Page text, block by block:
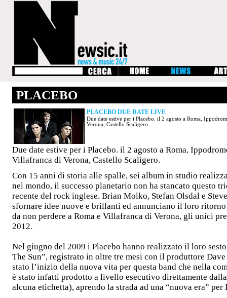
PLACEBO
PLACEBO DUE DATE LIVE
Due date estive per i Placebo. il 2 agosto a Roma,
Verona, Castello Scaligero.
Due date estive per i Placebo. il 2 agosto a Roma,
Villafranca di Verona, Castello Scaligero.
Con 15 anni di storia alle spalle, sei album in studio
nel mondo, il successo planetario non ha stancato questo
recente del rock inglese. Brian Molko, Stefan Olsdal e
sfornare idee nuove e brillanti ed annunciano il loro
da non perdere a Roma e Villafranca di Verona, gli unici
2012.
Nel giugno del 2009 i Placebo hanno realizzato il loro
The Sun”, registrato in oltre tre mesi con il produttore
stato l’inizio della nuova vita per questa band che nella
è stato infatti prodotto a livello esecutivo direttamente
alcuna etichetta), aprendo la strada ad una “nuova era” per